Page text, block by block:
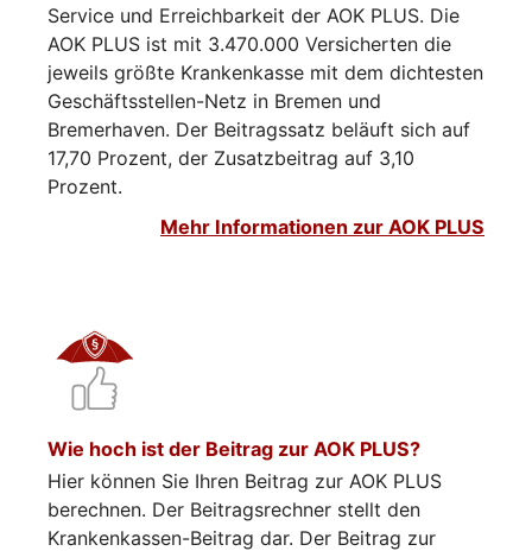
Service und Erreichbarkeit der AOK PLUS. Die
AOK PLUS ist mit 3.470.000 Versicherten die
jeweils größte Krankenkasse mit dem dichtesten
Geschäftsstellen-Netz in Bremen und
Bremerhaven. Der Beitragssatz beläuft sich auf
17,70 Prozent, der Zusatzbeitrag auf 3,10
Prozent.
Mehr Informationen zur AOK PLUS
Wie hoch ist der Beitrag zur AOK PLUS?
Hier können Sie Ihren Beitrag zur AOK PLUS
berechnen. Der Beitragsrechner stellt den
Krankenkassen-Beitrag dar. Der Beitrag zur